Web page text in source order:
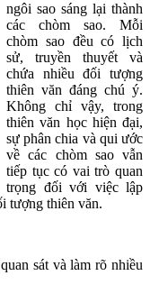
ngôi sao sáng lại thành
các chòm sao. Mỗi
chòm sao đều có lịch
sử, truyền thuyết và
chứa nhiều đối tượng
thiên văn đáng chú ý.
Không chỉ vậy, trong
thiên văn học hiện đại,
sự phân chia và qui ước
về các chòm sao vẫn
tiếp tục có vai trò quan
trọng đối với việc lập
tượng thiên văn.
sát và làm rõ nhiều